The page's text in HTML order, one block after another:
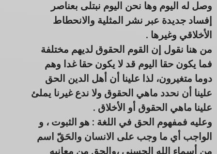
وصل له اليوم وها نحن اليوم نبتلى بعناصر
إفساد جديدة عبر نشر المثلية والانحطاط
الأخلاقي وغيرها .
من هنا نقول إن القوم الحقوق لديهم مختلفة
فما يكون حقا اليوم قد لا يكون حقا غدا وهم
دوما متغيرون، لذا علينا أن أهل الدين الحق
علينا أن نحدد ماهي الحقوق ولا ندع غيرنا يملئ
علينا ماهي الحقوق أو الأخلاق .
وعليه فمفهوم الحق في اللغة : هو الثبوت ، و
الواجب أي ما وجب على الانسان والحَقّ اسم